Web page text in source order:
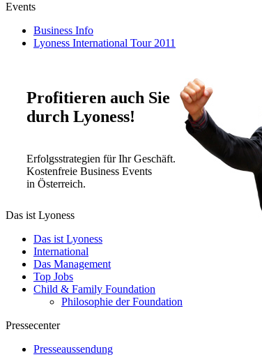
Events
Business Info
Lyoness International Tour 2011
Profitieren auch Sie
durch Lyoness!
Erfolgsstrategien für Ihr Geschäft.
Kostenfreie Business Events
in Österreich.
Das ist Lyoness
Das ist Lyoness
International
Das Management
Top Jobs
Child & Family Foundation
Philosophie der Foundation
Pressecenter
Presseaussendung